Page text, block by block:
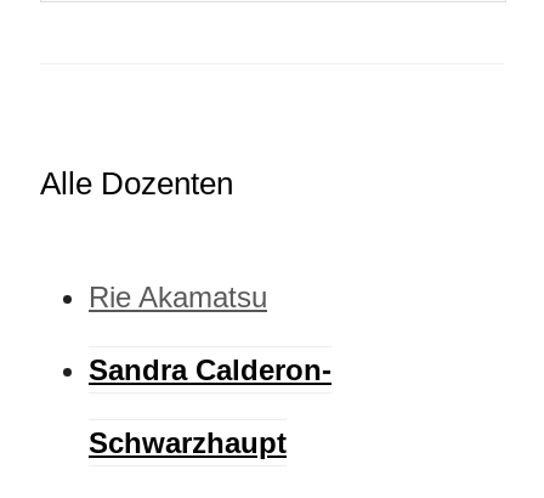
Alle Dozenten
Rie Akamatsu
Sandra Calderon-
Schwarzhaupt